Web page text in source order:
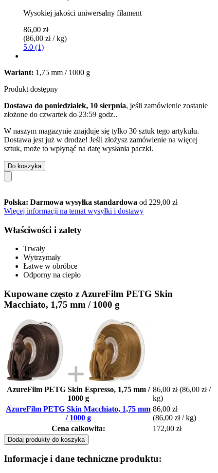
Wysokiej jakości uniwersalny filament
86,00 zł
(86,00 zł / kg)
5.0 (1)
Wariant: 1,75 mm / 1000 g
Produkt dostępny
Dostawa do poniedziałek, 10 sierpnia, jeśli zamówienie zostanie
złożone do czwartek do 23:59 godz..
W naszym magazynie znajduje się tylko 30 sztuk tego artykułu.
Dostawa jest już w drodze! Jeśli złożysz zamówienie na więcej
sztuk, może to wpłynąć na datę wysłania paczki.
Do koszyka
Polska: Darmowa wysyłka standardowa od 229,00 zł
Więcej informacji na temat wysyłki i dostawy
Właściwości i zalety
Trwały
Wytrzymały
Łatwe w obróbce
Odporny na ciepło
Kupowane często z AzureFilm PETG Skin
Macchiato, 1,75 mm / 1000 g
AzureFilm PETG Skin Espresso, 1,75 mm /
1000 g
86,00 zł (86,00 zł /
kg)
AzureFilm PETG Skin Macchiato, 1,75 mm
/ 1000 g
86,00 zł
(86,00 zł / kg)
Cena całkowita:
172,00 zł
Dodaj produkty do koszyka
Informacje i dane techniczne produktu: